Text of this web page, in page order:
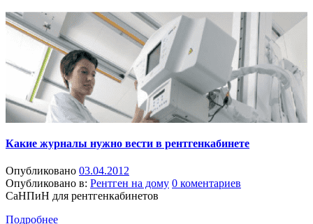
Какие журналы нужно вести в рентгенкабинете
Опубликовано 03.04.2012
Опубликовано в: Рентген на дому 0 коментариев
СаНПиН для рентгенкабинетов
Подробнее